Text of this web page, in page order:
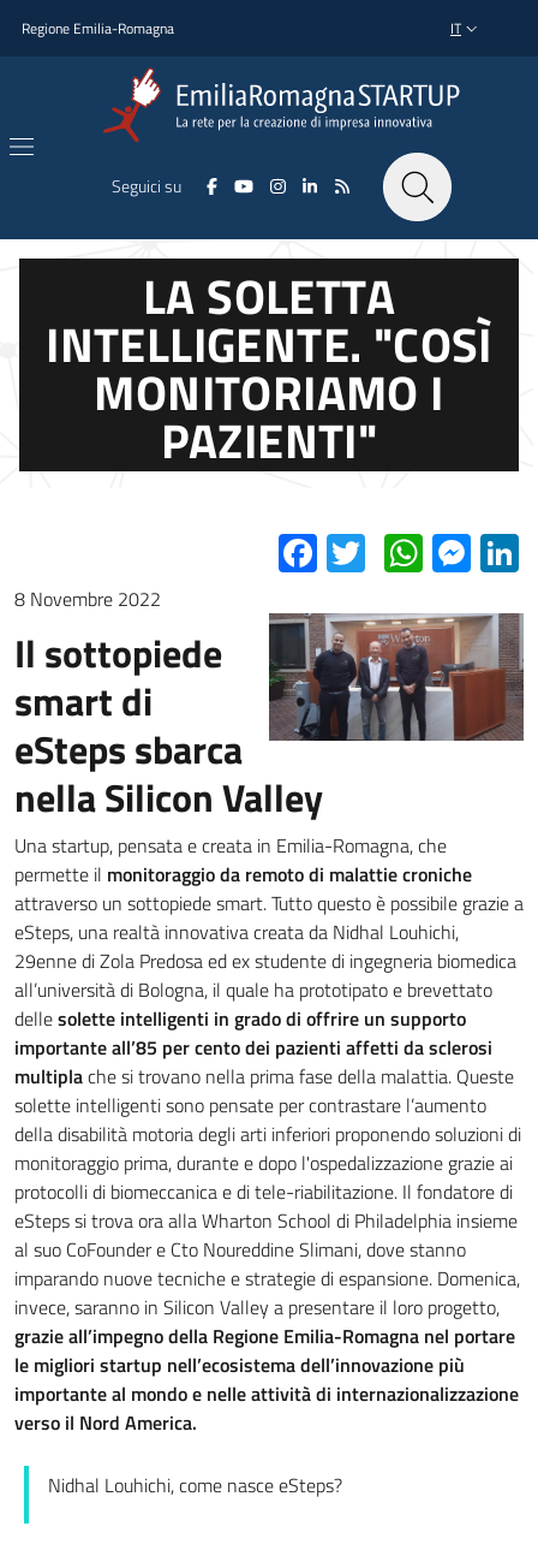
Regione Emilia-Romagna SELETTORE
IT
Seguici su
LA SOLETTA
INTELLIGENTE. "COSÌ
MONITORIAMO I
PAZIENTI"
Facebook
Twitter
8 Novembre 2022
Il sottopiede
smart di
eSteps sbarca
nella Silicon Valley
Una startup, pensata e creata in Emilia-Romagna, che
permette il monitoraggio da remoto di malattie croniche
attraverso un sottopiede smart. Tutto questo è possibile grazie a
eSteps, una realtà innovativa creata da Nidhal Louhichi,
29enne di Zola Predosa ed ex studente di ingegneria biomedica
all’università di Bologna, il quale ha prototipato e brevettato
dellesolette intelligenti in grado di offrire un supporto
importante all’85 per cento dei pazienti affetti da sclerosi
multiplache si trovano nella prima fase della malattia. Queste
solette intelligenti sono pensate per contrastare l’aumento
della disabilità motoria degli arti inferiori proponendo soluzioni di
monitoraggio prima, durante e dopo l'ospedalizzazione grazie ai
protocolli di biomeccanica e di tele-riabilitazione. Il fondatore di
eSteps si trova ora alla Wharton School di Philadelphia insieme
al suo CoFounder e Cto Noureddine Slimani, dove stanno
imparando nuove tecniche e strategie di espansione. Domenica,
invece, saranno in Silicon Valley a presentare il loro progetto,
grazie all’impegno della Regione Emilia-Romagna nel portare
le migliori startup nell’ecosistema dell’innovazione più
importante al mondo e nelle attività di internazionalizzazione
verso il Nord America.
Nidhal Louhichi, come nasce eSteps?